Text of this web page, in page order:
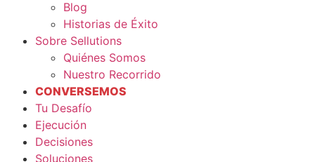
Blog
Historias de Éxito
Sobre Sellutions
Quiénes Somos
Nuestro Recorrido
CONVERSEMOS
Tu Desafío
Ejecución
Decisiones
Soluciones